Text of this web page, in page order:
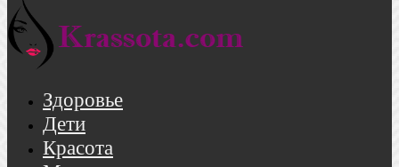
Здоровье
Дети
Красота